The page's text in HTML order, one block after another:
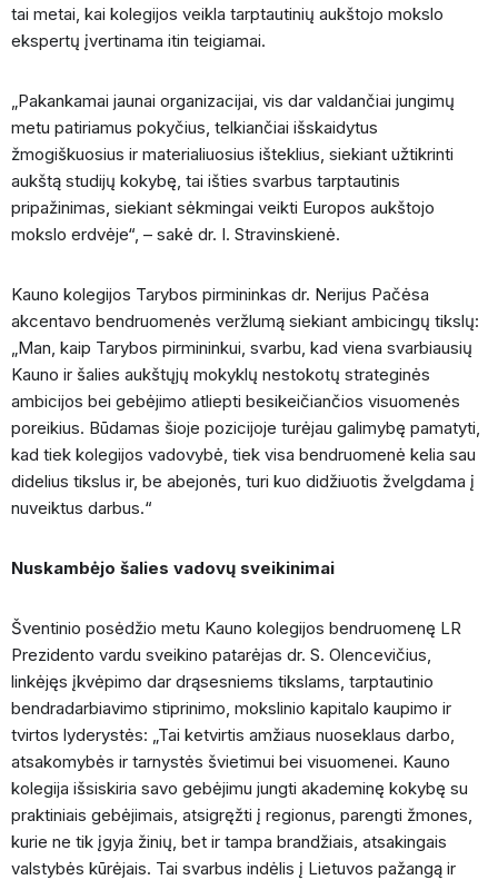
tai metai, kai kolegijos veikla tarptautinių aukštojo mokslo
ekspertų įvertinama itin teigiamai.
„Pakankamai jaunai organizacijai, vis dar valdančiai jungimų
metu patiriamus pokyčius, telkiančiai išskaidytus
žmogiškuosius ir materialiuosius išteklius, siekiant užtikrinti
aukštą studijų kokybę, tai išties svarbus tarptautinis
pripažinimas, siekiant sėkmingai veikti Europos aukštojo
mokslo erdvėje“, – sakė dr. I. Stravinskienė.
Kauno kolegijos Tarybos pirmininkas dr. Nerijus Pačėsa
akcentavo bendruomenės veržlumą siekiant ambicingų tikslų:
„Man, kaip Tarybos pirmininkui, svarbu, kad viena svarbiausių
Kauno ir šalies aukštųjų mokyklų nestokotų strateginės
ambicijos bei gebėjimo atliepti besikeičiančios visuomenės
poreikius. Būdamas šioje pozicijoje turėjau galimybę pamatyti,
kad tiek kolegijos vadovybė, tiek visa bendruomenė kelia sau
didelius tikslus ir, be abejonės, turi kuo didžiuotis žvelgdama į
nuveiktus darbus.“
Nuskambėjo šalies vadovų sveikinimai
Šventinio posėdžio metu Kauno kolegijos bendruomenę LR
Prezidento vardu sveikino patarėjas dr. S. Olencevičius,
linkėjęs įkvėpimo dar drąsesniems tikslams, tarptautinio
bendradarbiavimo stiprinimo, mokslinio kapitalo kaupimo ir
tvirtos lyderystės: „Tai ketvirtis amžiaus nuoseklaus darbo,
atsakomybės ir tarnystės švietimui bei visuomenei. Kauno
kolegija išsiskiria savo gebėjimu jungti akademinę kokybę su
praktiniais gebėjimais, atsigręžti į regionus, parengti žmones,
kurie ne tik įgyja žinių, bet ir tampa brandžiais, atsakingais
valstybės kūrėjais. Tai svarbus indėlis į Lietuvos pažangą ir